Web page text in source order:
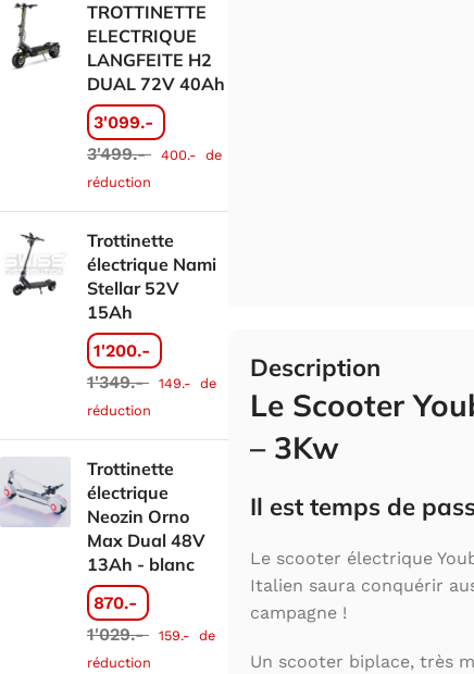
TROTTINETTE
ELECTRIQUE
LANGFEITE H2
DUAL 72V 40Ah
3'099.-
3'499.- 400.- de
réduction
Trottinette
électrique Nami
Stellar 52V
15Ah
1'200.-
1'349.- 149.- de
réduction
Trottinette
électrique
Neozin Orno
Max Dual 48V
13Ah - blanc
870.-
1'029.- 159.- de
réduction
Description
Le Scooter
– 3Kw
Il est temps de
Le scooter électrique
Italien saura conquérir
campagne !
Un scooter biplace, très